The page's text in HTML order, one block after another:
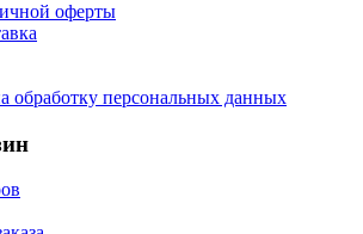
оферты
обработку персональных данных